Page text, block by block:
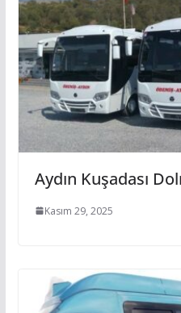
Aydın Kuşadası
Kasım 29, 2025